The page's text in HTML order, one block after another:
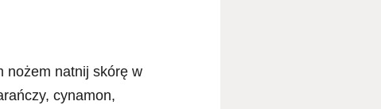
nożem natnij skórę w
cynamon,